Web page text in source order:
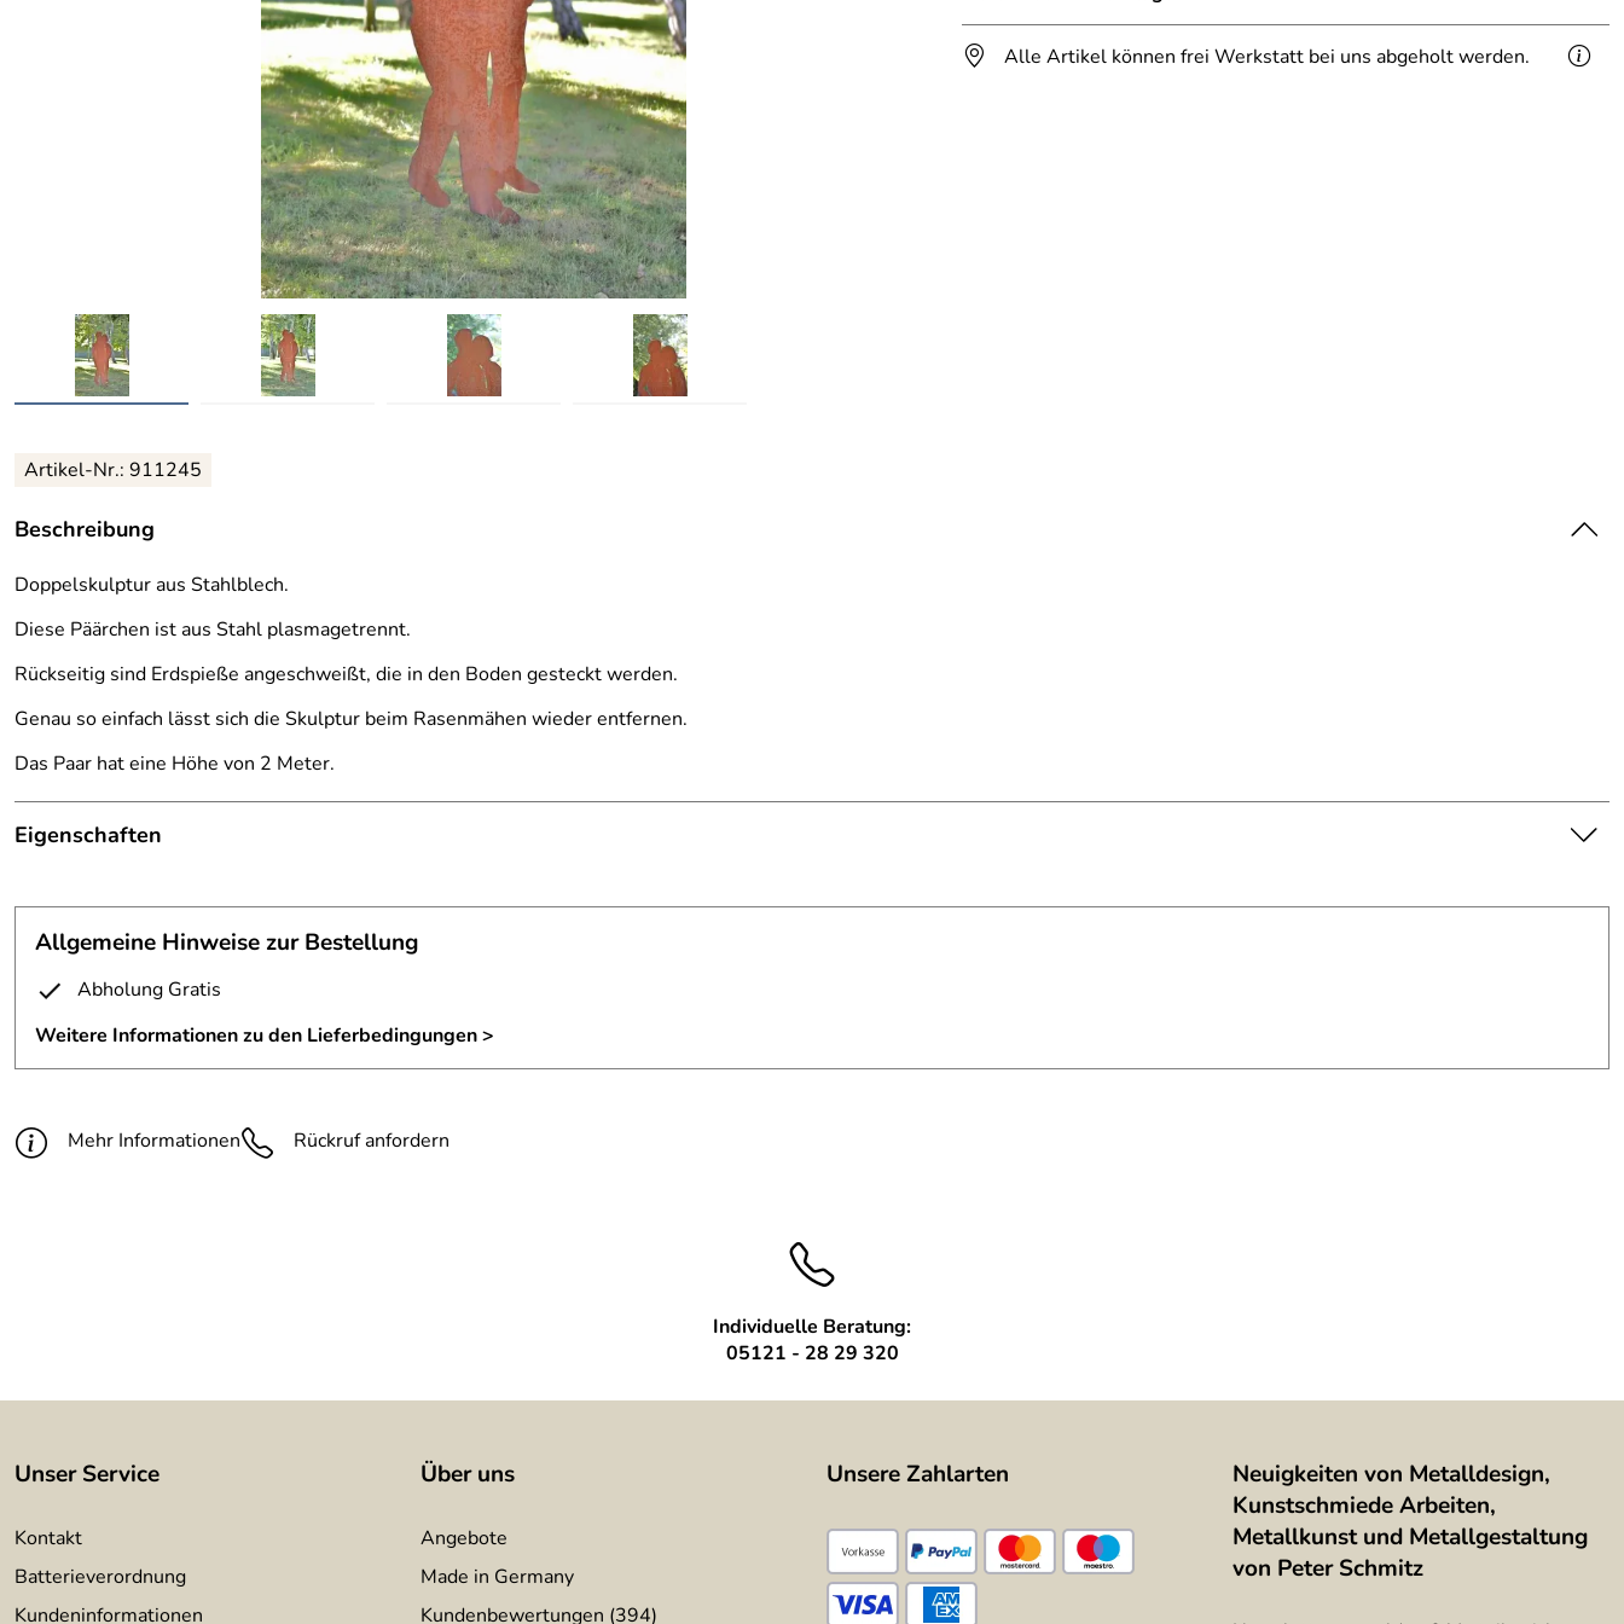
Alle Artikel können frei Werkstatt bei uns abgeholt werden.
Artikel-Nr.: 911245
Beschreibung
Doppelskulptur aus Stahlblech.
Diese Päärchen ist aus Stahl plasmagetrennt.
Rückseitig sind Erdspieße angeschweißt, die in den Boden gesteckt werden.
Genau so einfach lässt sich die Skulptur beim Rasenmähen wieder entfernen.
Das Paar hat eine Höhe von 2 Meter.
Eigenschaften
Ausführung:
in Anlehnung an das Produktbild
Material:
Größe:
200 cm
Fertigungsverfahren:
plasmagetrennt
Allgemeine Hinweise zur Bestellung
Abholung Gratis
Weitere Informationen zu den Lieferbedingungen >
Mehr Informationen Rückruf anfordern
Individuelle Beratung:
05121 - 28 29 320
Unser Service
Kontakt
Batterieverordnung
Kundeninformationen
Über uns
Angebote
Made in Germany
Kundenbewertungen (394)
Unsere Zahlarten
Neuigkeiten von Metalldesign,
Kunstschmiede Arbeiten,
Metallkunst und Metallgestaltung
von Peter Schmitz